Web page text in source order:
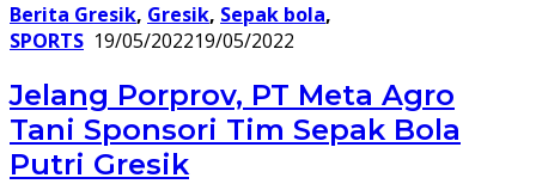
Berita Gresik, Gresik, Sepak bola,
SPORTS 19/05/202219/05/2022
Jelang Porprov, PT Meta Agro
Tani Sponsori Tim Sepak Bola
Putri Gresik